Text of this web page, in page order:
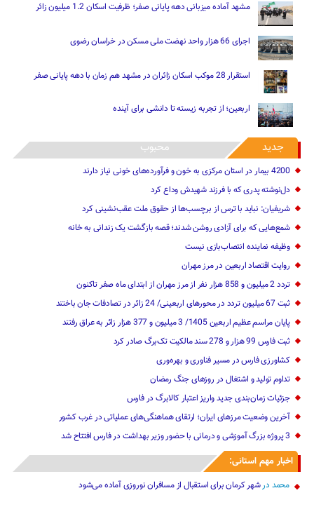
مشهد آماده میزبانی دهه پایانی صفر؛ ظرفیت اسکان 1.2 میلیون زائر
اجرای 66 هزار واحد نهضت ملی مسکن در خراسان رضوی
استقرار 28 موکب اسکان زائران در مشهد هم زمان با دهه پایانی صفر
اربعین؛ از تجربه زیسته تا دانشی برای آینده
جدید محبوب
4200 بیمار در استان مرکزی به خون و فرآورده‌های خونی نیاز دارند
دل‌نوشته پدری که با فرزند شهیدش وداع کرد
شریفیان: نباید با ترس از برچسب‌ها از حقوق ملت عقب‌نشینی کرد
شمع‌هایی که ‌برای آزادی روشن شدند؛ قصه بازگشت یک زندانی به خانه
وظیفه نماینده انتصاب‌بازی نیست
روایت اقتصاد اربعین در مرز مهران
تردد 2 میلیون و 858 هزار نفر از مرز مهران از ابتدای ماه صفر تاکنون
‌‌ثبت 67 میلیون تردد در محورهای اربعینی/ 24 زائر در تصادفات جان باختند
پایان مراسم عظیم اربعین 1405/ ‌3 میلیون و 377 ‌هزار زائر به عراق رفتند
ثبت فارس 99 هزار و 278 سند مالکیت تک‌برگ صادر کرد
کشاورزی فارس در مسیر فناوری و بهره‌وری
تداوم تولید و اشتغال در روزهای جنگ رمضان
جزئیات زمان‌بندی جدید واریز اعتبار کالابرگ در فارس
آخرین وضعیت مرزهای ایران؛ ارتقای هماهنگی‌های عملیاتی در غرب کشور
3 پروژه بزرگ آموزشی و درمانی با حضور وزیر بهداشت در فارس افتتاح شد
اخبار مهم استانی:
محمد درشهر کرمان برای استقبال از مسافران نوروزی آماده می‌شود